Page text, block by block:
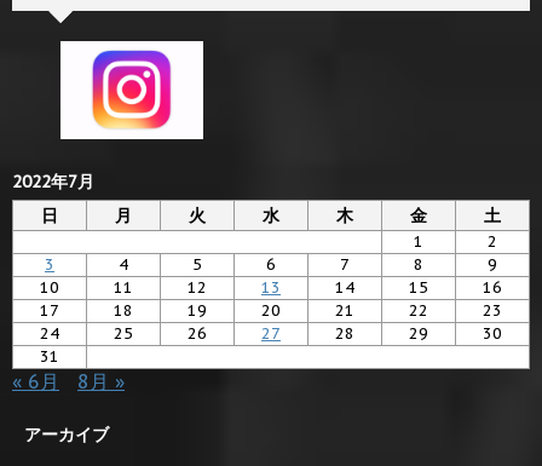
2022年7月
日
月 火 水 木 金 土
1
2
3
4 5 6 7 8
9
10
11 12 13 14 15
16
17
18 19 20 21 22
23
24
25 26 27 28 29
30
31
« 6月 8月 »
アーカイブ